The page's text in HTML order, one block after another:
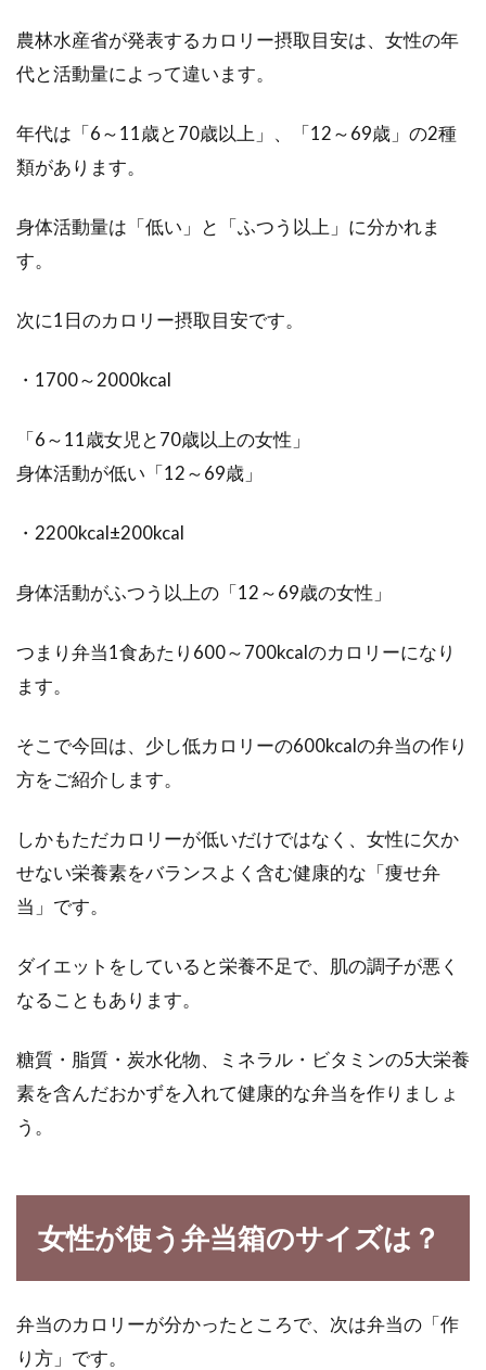
カロリー消費をして食べ物の摂取カ
ロリーを少なくできる？
食事をした後にはいつも後悔が残りませんか？
ーを抑える方法は？
気軽に、健康的にダイエットをしたいなら、豆
っとニガ...
ウォーキング時間による消費カロリ
健康法やダイエットとしても人気のウォーキン
グ。老若男女問わず、誰でも簡単に始められる
炭酸水でダイエット！？お酒の代わ
近年、炭酸水の市場が広がってきているような
ダイエットではカロリー不足が原因
ダイエットというと、カロリー計算をして摂取
農林水産省が発表するカロリー摂取目安は、女性の年
代と活動量によって違います。
年代は「6～11歳と70歳以上」、「12～69歳」の2種
類があります。
身体活動量は「低い」と「ふつう以上」に分かれま
す。
次に1日のカロリー摂取目安です。
・1700～2000kcal
「6～11歳女児と70歳以上の女性」
身体活動が低い「12～69歳」
・2200kcal±200kcal
身体活動がふつう以上の「12～69歳の女性」
つまり弁当1食あたり600～700kcalのカロリーになり
ます。
そこで今回は、少し低カロリーの600kcalの弁当の作り
方をご紹介します。
しかもただカロリーが低いだけではなく、女性に欠か
せない栄養素をバランスよく含む健康的な「痩せ弁
当」です。
ダイエットをしていると栄養不足で、肌の調子が悪く
なることもあります。
糖質・脂質・炭水化物、ミネラル・ビタミンの5大栄養
素を含んだおかずを入れて健康的な弁当を作りましょ
う。
女性が使う弁当箱のサイズは？
弁当のカロリーが分かったところで、次は弁当の「作
り方」です。